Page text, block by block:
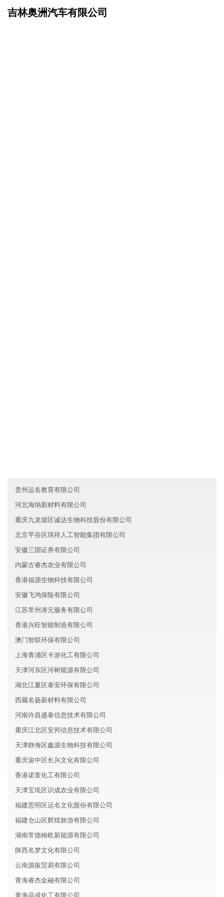
吉林奥洲汽车有限公司
贵州运名教育有限公司
河北海纳新材料有限公司
重庆九龙坡区诚达生物科技股份有限公司
北京平谷区琪祥人工智能集团有限公司
安徽三国证券有限公司
内蒙古睿杰农业有限公司
香港福源生物科技有限公司
安徽飞鸿保险有限公司
江苏常州涛元服务有限公司
香港兴旺智能制造有限公司
澳门智联环保有限公司
上海青浦区卡游化工有限公司
天津河东区河树能源有限公司
湖北江夏区泰安环保有限公司
西藏名扬新材料有限公司
河南许昌盛泰信息技术有限公司
重庆江北区安邦信息技术有限公司
天津静海区鑫源生物科技有限公司
重庆渝中区长兴文化有限公司
香港诺萱化工有限公司
天津宝坻区识成农业有限公司
福建思明区运名文化股份有限公司
福建仓山区辉煌旅游有限公司
湖南常德翰欧新能源有限公司
陕西名梦文化有限公司
云南源振贸易有限公司
青海睿杰金融有限公司
青海晶成化工有限公司